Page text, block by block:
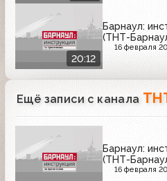
20:12
Барнаул:
(ТНТ-
16 февраля
Ещё записи с канала
Барнаул:
(ТНТ-
16 февраля